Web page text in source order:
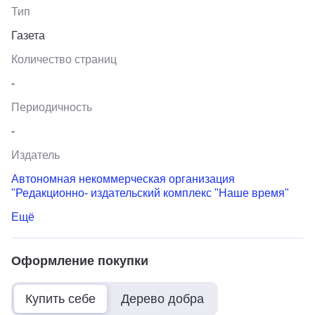
Тип
Газета
Количество страниц
-
Периодичность
-
Издатель
Автономная некоммерческая организация
"Редакционно- издательский комплекс "Наше время"
Ещё
Оформление покупки
Купить себе Дерево добра